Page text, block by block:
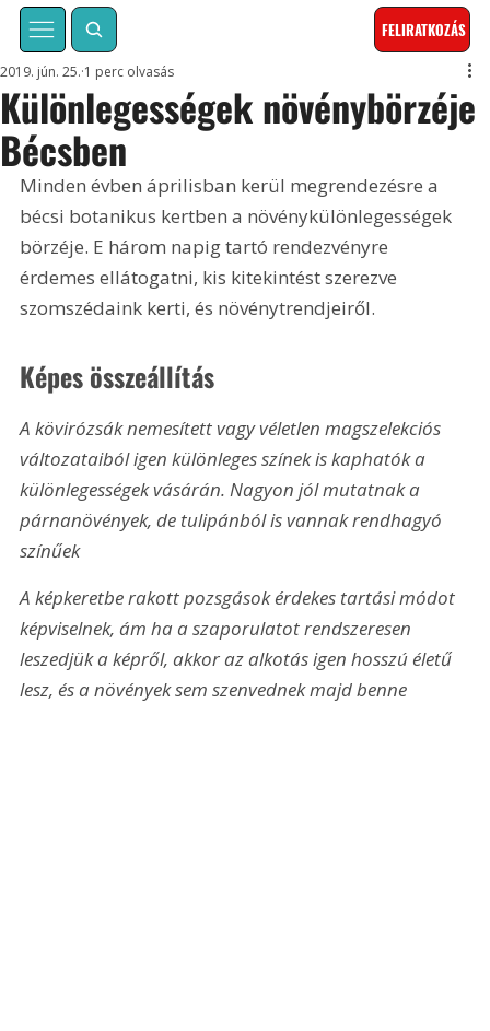
FELIRATKOZÁS
Különlegességek növénybörzéje
Bécsben
2019. jún. 25. 1 perc olvasás
Minden évben áprilisban kerül megrendezésre a
bécsi botanikus kertben a növénykülönlegességek
börzéje. E három napig tartó rendezvényre
érdemes ellátogatni, kis kitekintést szerezve
szomszédaink kerti, és növénytrendjeiről.
Képes összeállítás
A kövirózsák nemesített vagy véletlen magszelekciós
változataiból igen különleges színek is kaphatók a
különlegességek vásárán. Nagyon jól mutatnak a
párnanövények, de tulipánból is vannak rendhagyó
színűek
A képkeretbe rakott pozsgások érdekes tartási módot
képviselnek, ám ha a szaporulatot rendszeresen
leszedjük a képről, akkor az alkotás igen hosszú életű
lesz, és a növények sem szenvednek majd benne